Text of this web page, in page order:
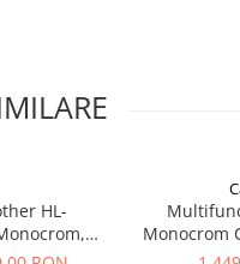
HL-
USB 2.0
Monocrom
MF461dw II